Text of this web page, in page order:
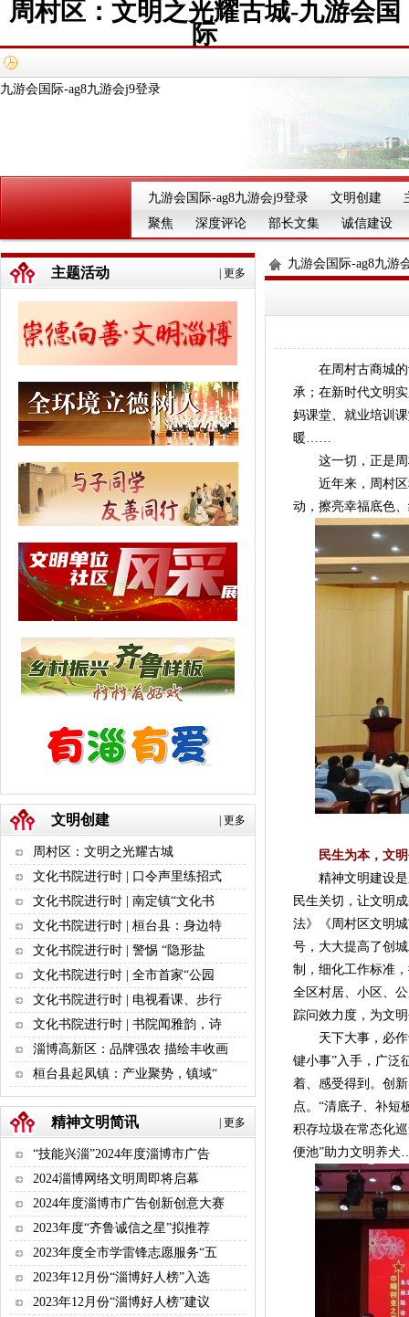
周村区：文明之光耀古城-九游会国
际
九游会国际-ag8九游会j9登录
九游会国际-ag8九游会j9登录 文明创建
聚焦
深度评论 部长文集 诚信建设
更多
主题活动
更多
文明创建
周村区：文明之光耀古城
文化书院进行时 | 口令声里练招式
文化书院进行时 | 南定镇“文化书
文化书院进行时 | 桓台县：身边特
文化书院进行时 | 警惕 “隐形盐
文化书院进行时 | 全市首家“公园
文化书院进行时 | 电视看课、步行
文化书院进行时 | 书院闻雅韵，诗
淄博高新区：品牌强农 描绘丰收画
桓台县起凤镇：产业聚势，镇域“
更多
精神文明简讯
“技能兴淄”2024年度淄博市广告
2024淄博网络文明周即将启幕
2024年度淄博市广告创新创意大赛
2023年度“齐鲁诚信之星”拟推荐
2023年度全市学雷锋志愿服务“五
2023年12月份“淄博好人榜”入选
2023年12月份“淄博好人榜”建议
九游会国际-ag8九游
在周村古商城的青
承；在新时代文明
妈课堂、就业培训
暖……
这一切，正是周
近年来，周村区
动，擦亮幸福底色
民生为本，文
精神文明建设是
民生关切，让文明
法》《周村区文明
号，大大提高了创
制，细化工作标准
全区村居、小区、
踪问效力度，为文
天下大事，必作于
键小事”入手，广泛
着、感受得到。创
点。“清底子、补短
积存垃圾在常态化
便池”助力文明养